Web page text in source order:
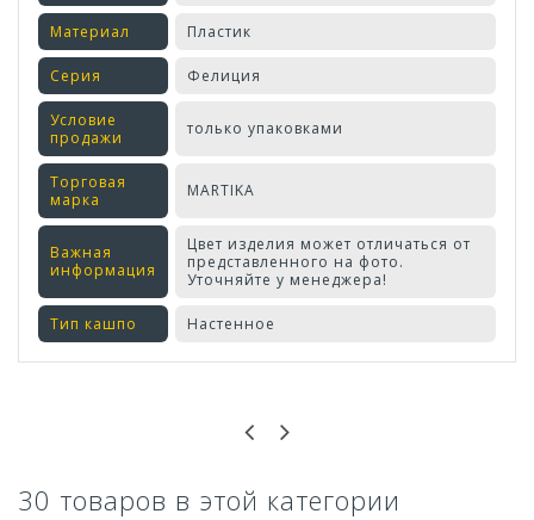
Материал Пластик
Серия Фелиция
Условие
продажи
только упаковками
Торговая
марка
MARTIKA
Важная
информация
Цвет изделия может отличаться от
представленного на фото.
Уточняйте у менеджера!
Тип кашпо Настенное
30 товаров в этой категории